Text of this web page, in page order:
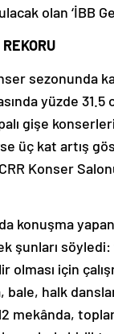
olan ‘İBB
sezonunda
yüzde 31.5
gişe
üç kat artış
Konser
konuşma
şunları
olması için
bale, halk
mekânda,